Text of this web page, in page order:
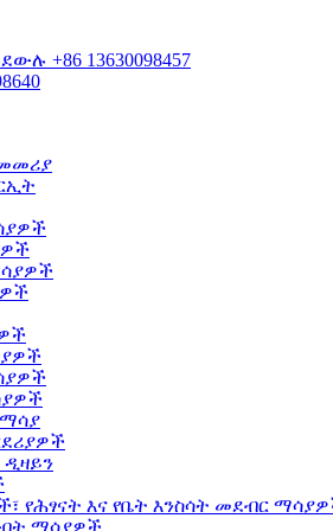
+86 13630098457
ማሳያ
ዲዛይን
የሕፃናት እና የቤት እንስሳት መደብር
ማሳያዎች